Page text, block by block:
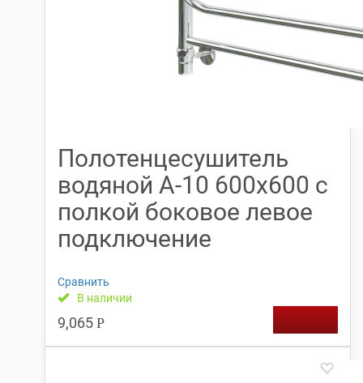
Полотенцесушитель
водяной А-10 600х600 с
полкой боковое левое
подключение
Сравнить
В наличии
9,065 Р